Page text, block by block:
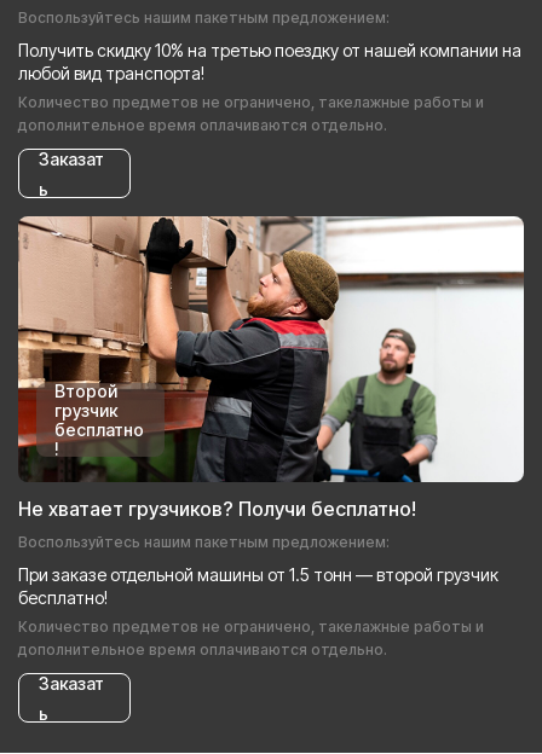
Воспользуйтесь нашим пакетным предложением:
Получить скидку 10% на третью поездку от нашей компании на
любой вид транспорта!
Количество предметов не ограничено, такелажные работы и
дополнительное время оплачиваются отдельно.
Заказат
ь
Второй
грузчик
бесплатно
!
Не хватает грузчиков? Получи бесплатно!
Воспользуйтесь нашим пакетным предложением:
При заказе отдельной машины от 1.5 тонн — второй грузчик
бесплатно!
Количество предметов не ограничено, такелажные работы и
дополнительное время оплачиваются отдельно.
Заказат
ь